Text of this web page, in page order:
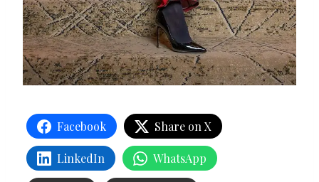
Facebook Share on X
LinkedIn WhatsApp